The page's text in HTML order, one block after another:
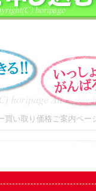
買い取り価格ご案内ペー